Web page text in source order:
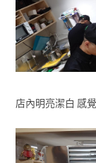
店內明亮潔白 感